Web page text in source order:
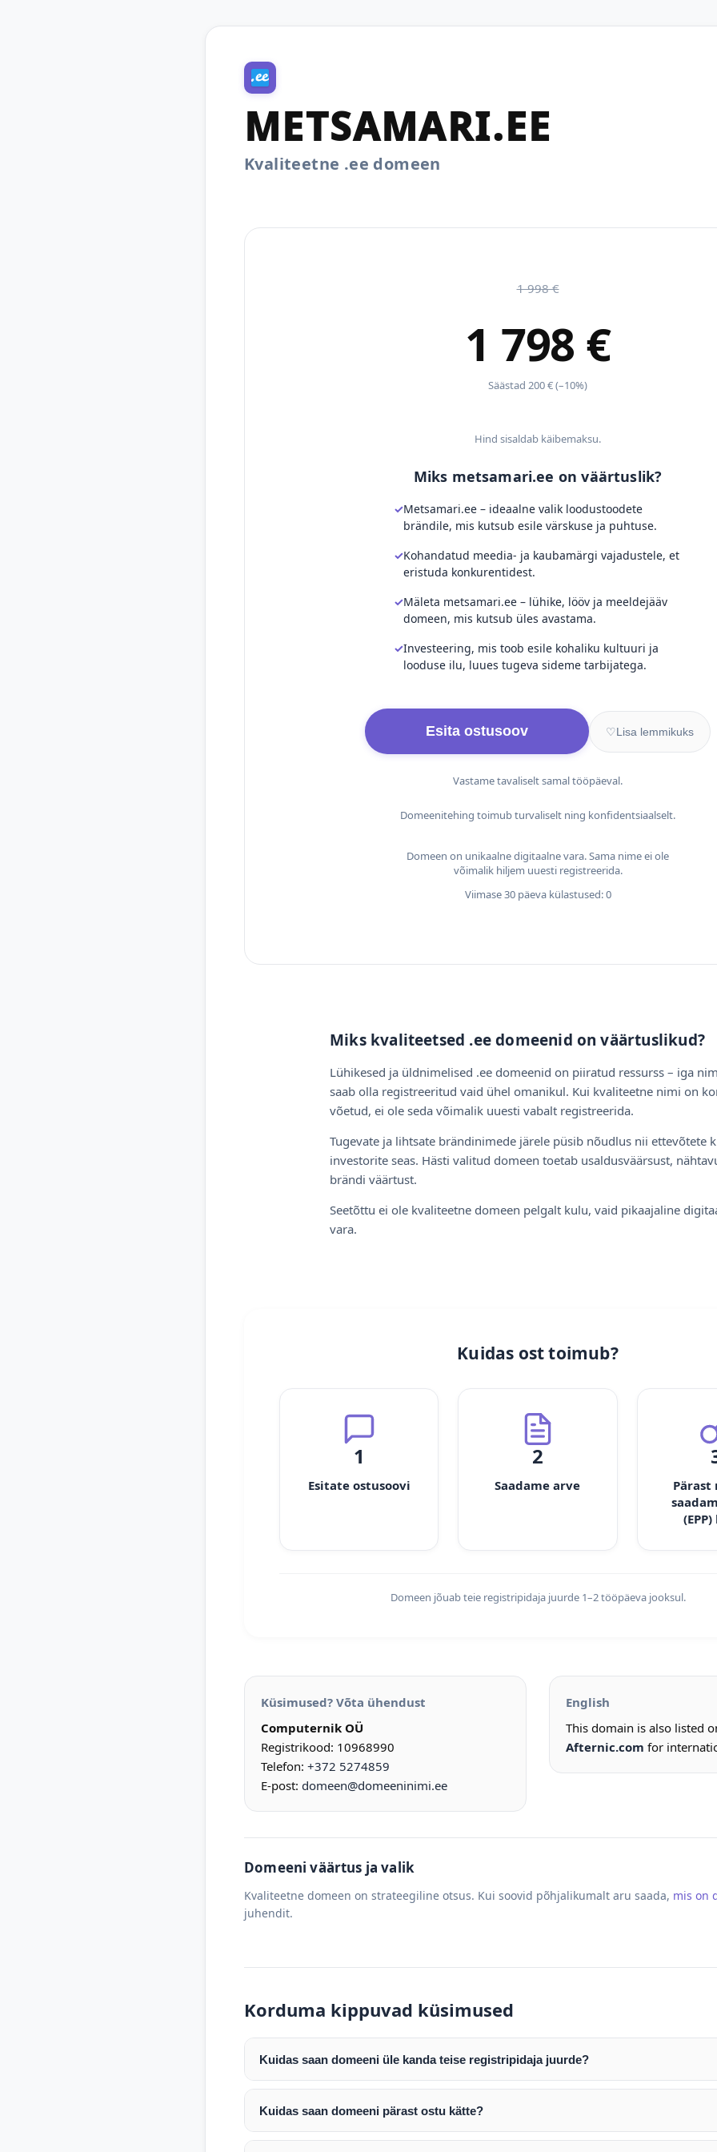
METSAMARI.EE
Kvaliteetne .ee domeen
1 998 €
1 798 €
Säästad 200 € (–10%)
Hind sisaldab käibemaksu.
Miks metsamari.ee on väärtuslik?
Metsamari.ee – ideaalne valik loodustoodete
brändile, mis kutsub esile värskuse ja puhtuse.
Kohandatud meedia- ja kaubamärgi vajadustele, et
eristuda konkurentidest.
Mäleta metsamari.ee – lühike, lööv ja meeldejääv
domeen, mis kutsub üles avastama.
Investeering, mis toob esile kohaliku kultuuri ja
looduse ilu, luues tugeva sideme tarbijatega.
Esita ostusoov ♡Lisa lemmikuks
Vastame tavaliselt samal tööpäeval.
Domeenitehing toimub turvaliselt ning konfidentsiaalselt.
Domeen on unikaalne digitaalne vara. Sama nime ei ole
võimalik hiljem uuesti registreerida.
Viimase 30 päeva külastused: 0
Miks kvaliteetsed .ee domeenid on väärtuslikud?
Lühikesed ja üldnimelised .ee domeenid on piiratud ressurss – iga
saab olla registreeritud vaid ühel omanikul. Kui kvaliteetne nimi on
võetud, ei ole seda võimalik uuesti vabalt registreerida.
Tugevate ja lihtsate brändinimede järele püsib nõudlus nii ettevõtete
investorite seas. Hästi valitud domeen toetab usaldusväärsust,
brändi väärtust.
Seetõttu ei ole kvaliteetne domeen pelgalt kulu, vaid pikaajaline
vara.
Kuidas ost toimub?
1
Esitate ostusoovi
2
Saadame arve
Pärast
Domeen jõuab teie registripidaja juurde 1–2 tööpäeva jooksul.
Küsimused? Võta ühendust
Computernik OÜ
Registrikood: 10968990
Telefon: +372 5274859
E-post: domeen@domeeninimi.ee
English
This domain is also listed
Afternic.com for
Domeeni väärtus ja valik
Kvaliteetne domeen on strateegiline otsus. Kui soovid põhjalikumalt aru saada, mis on
juhendit.
Korduma kippuvad küsimused
Kuidas saan domeeni üle kanda teise registripidaja juurde?
Pärast makse laekumist edastame teile domeeni AUTH (EPP) koodi. Selle abil saate
enda valitud registripidaja juurde.
Domeeni ülekandmine toimub registripidajate vahelise protsessina ning võib võtta
Kuidas saan domeeni pärast ostu kätte?
Pärast ostu vormistamist väljastame arve. Maksekinnituse järel edastame teile